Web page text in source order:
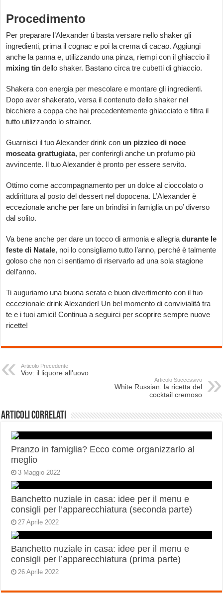
Procedimento
Per preparare l’Alexander ti basta versare nello shaker gli
ingredienti, prima il cognac e poi la crema di cacao. Aggiungi
anche la panna e, utilizzando una pinza, riempi con il ghiaccio il
mixing tin dello shaker. Bastano circa tre cubetti di ghiaccio.
Shakera con energia per mescolare e montare gli ingredienti.
Dopo aver shakerato, versa il contenuto dello shaker nel
bicchiere a coppa che hai precedentemente ghiacciato e filtra il
tutto utilizzando lo strainer.
Guarnisci il tuo Alexander drink con un pizzico di noce
moscata grattugiata, per conferirgli anche un profumo più
avvincente. Il tuo Alexander è pronto per essere servito.
Ottimo come accompagnamento per un dolce al cioccolato o
addirittura al posto del dessert nel dopocena. L’Alexander è
eccezionale anche per fare un brindisi in famiglia un po’ diverso
dal solito.
Va bene anche per dare un tocco di armonia e allegriadurante le
feste di Natale, noi lo consigliamo tutto l’anno, perché è talmente
goloso che non ci sentiamo di riservarlo ad una sola stagione
dell’anno.
Ti auguriamo una buona serata e buon divertimento con il tuo
eccezionale drink Alexander! Un bel momento di convivialità tra
te e i tuoi amici! Continua a seguirci per scoprire sempre nuove
ricette!
Articolo Precedente
Vov: il liquore all’uovo
Articolo Successivo
White Russian: la ricetta del
cocktail cremoso
Articoli correlati
Pranzo in famiglia? Ecco come organizzarlo al
meglio
3 Maggio 2022
Banchetto nuziale in casa: idee per il menu e
consigli per l’apparecchiatura (seconda parte)
27 Aprile 2022
Banchetto nuziale in casa: idee per il menu e
consigli per l’apparecchiatura (prima parte)
26 Aprile 2022